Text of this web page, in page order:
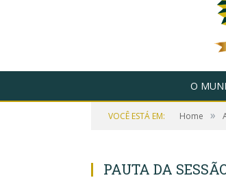
O
VOCÊ ESTÁ EM: Home »
PAUTA DA